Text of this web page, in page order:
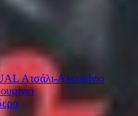
Ατσάλι-Αλουμίνιο